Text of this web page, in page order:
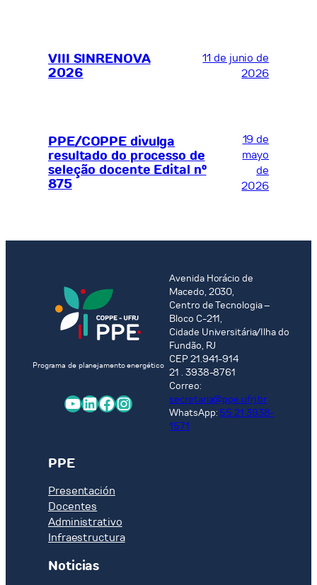
VIII SINRENOVA
2026
11 de junio de
2026
PPE/COPPE divulga
resultado do processo de
seleção docente Edital nº
875
19 de
mayo
de
2026
Programa de planejamento energético
YouTube LinkedIn Facebook Instagram
Avenida Horácio de
Macedo, 2030,
Centro de Tecnologia –
Bloco C-211,
Cidade Universitária/Ilha do
Fundão, RJ
CEP 21.941-914
21 . 3938-8761
Correo:
secretaria@ppe.ufrj.br
WhatsApp: 55 21 3938-
1571
PPE
Presentación
Docentes
Administrativo
Infraestructura
Noticias